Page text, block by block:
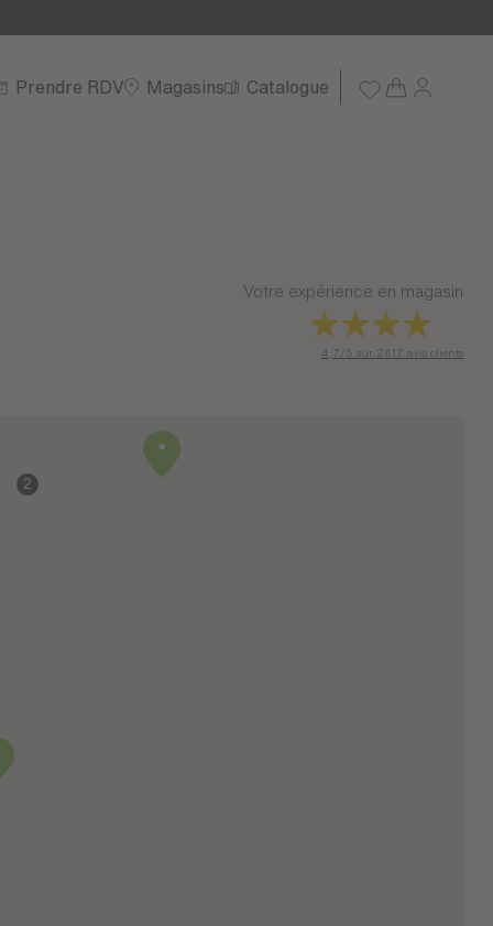
Prendre RDV Magasins Catalogue
Votre expérience en magasin
4,7/5 sur 2617 avis clients
2